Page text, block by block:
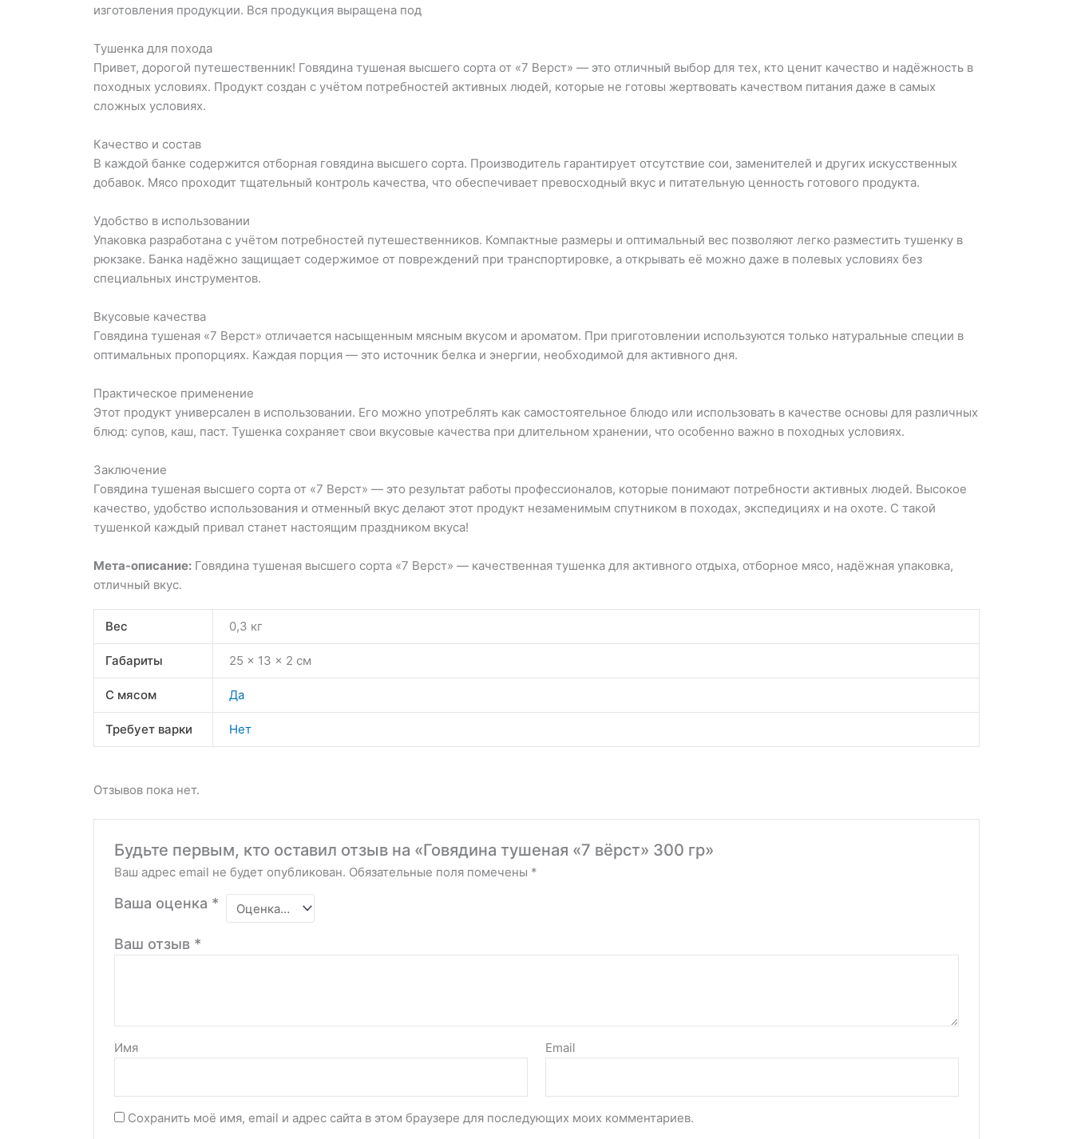
изготовления продукции. Вся продукция выращена под
Тушенка для похода
Привет, дорогой путешественник! Говядина тушеная высшего сорта от «7 Верст» — это отличный выбор для тех, кто ценит качество и надёжность в
походных условиях. Продукт создан с учётом потребностей активных людей, которые не готовы жертвовать качеством питания даже в самых
сложных условиях.
Качество и состав
В каждой банке содержится отборная говядина высшего сорта. Производитель гарантирует отсутствие сои, заменителей и других искусственных
добавок. Мясо проходит тщательный контроль качества, что обеспечивает превосходный вкус и питательную ценность готового продукта.
Удобство в использовании
Упаковка разработана с учётом потребностей путешественников. Компактные размеры и оптимальный вес позволяют легко разместить тушенку в
рюкзаке. Банка надёжно защищает содержимое от повреждений при транспортировке, а открывать её можно даже в полевых условиях без
специальных инструментов.
Вкусовые качества
Говядина тушеная «7 Верст» отличается насыщенным мясным вкусом и ароматом. При приготовлении используются только натуральные специи в
оптимальных пропорциях. Каждая порция — это источник белка и энергии, необходимой для активного дня.
Практическое применение
Этот продукт универсален в использовании. Его можно употреблять как самостоятельное блюдо или использовать в качестве основы для различных
блюд: супов, каш, паст. Тушенка сохраняет свои вкусовые качества при длительном хранении, что особенно важно в походных условиях.
Заключение
Говядина тушеная высшего сорта от «7 Верст» — это результат работы профессионалов, которые понимают потребности активных людей. Высокое
качество, удобство использования и отменный вкус делают этот продукт незаменимым спутником в походах, экспедициях и на охоте. С такой
тушенкой каждый привал станет настоящим праздником вкуса!
Мета-описание: Говядина тушеная высшего сорта «7 Верст» — качественная тушенка для активного отдыха, отборное мясо, надёжная упаковка,
отличный вкус.
Вес 0,3 кг
Габариты 25 × 13 × 2 см
С мясом Да
Требует варки Нет
Отзывов пока нет.
Будьте первым, кто оставил отзыв на «Говядина тушеная «7 вёрст» 300 гр»
Ваш адрес email не будет опубликован. Обязательные поля помечены *
Ваша оценка *
Ваш отзыв *
Имя Email
Сохранить моё имя, email и адрес сайта в этом браузере для последующих моих комментариев.